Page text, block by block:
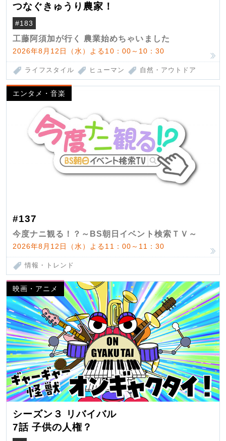
つなぐきゅうり農家！
#183
工藤阿須加が行く 農業始めちゃいました
2026年8月12日（水）よる10：00～10：30
ライフスタイル ヒューマン 自然・アウトドア
エンタメ・音楽
#137
今度ナニ観る！？～BS朝日イベント検索ＴＶ～
2026年8月12日（水）よる11：00～11：30
情報・トレンド
映画・アニメ
シーズン３ リバイバル
7話 子供の人権？